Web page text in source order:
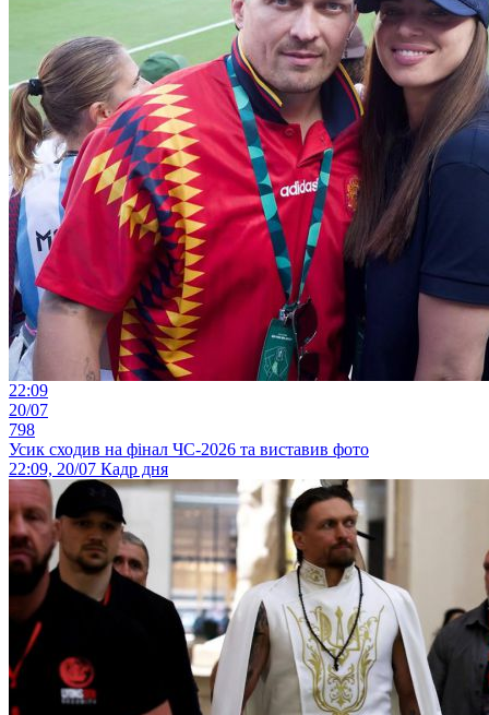
22:09
20/07
798
Усик сходив на фінал ЧС-2026 та виставив фото
22:09, 20/07 Кадр дня